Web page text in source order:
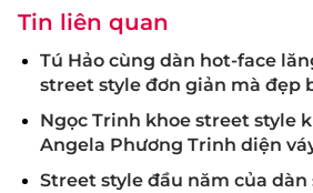
Tin liên quan
Tú Hảo cùng dàn hot-face
street style đơn giản mà đẹp
Ngọc Trinh khoe street style
Angela Phương Trinh diện
Street style đầu năm của dàn